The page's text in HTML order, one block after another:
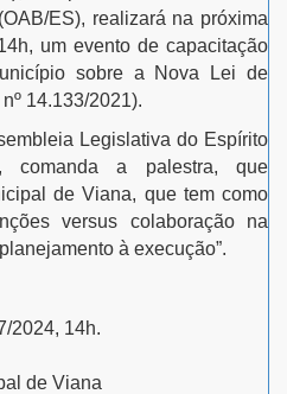
ES), realizará na próxima
um evento de capacitação
sobre a Nova Lei de
14.133/2021).
Legislativa do Espírito
comanda a palestra, que
de Viana, que tem como
versus colaboração na
à execução”.
2024, 14h.
de Viana